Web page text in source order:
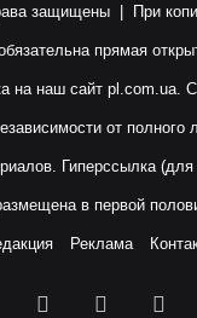
защищены | При
прямая
на наш сайт pl.com.ua.
от полного
Гиперссылка (для
в первой
Реклама
Facebook YouTube